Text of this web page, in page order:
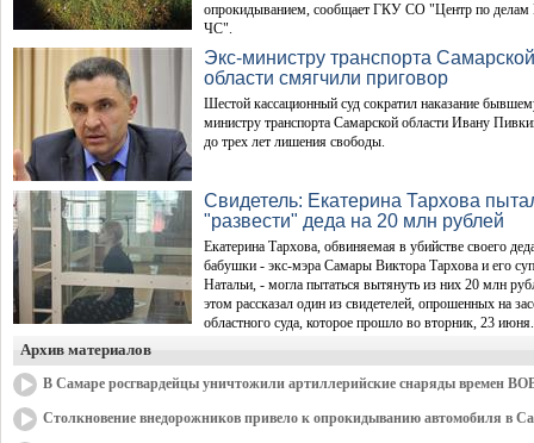
опрокидыванием, сообщает ГКУ СО "Центр по
ЧС".
Экс-министру транспорта Самарской
области смягчили приговор
Шестой кассационный суд сократил наказание
министру транспорта Самарской области Ивану
до трех лет лишения свободы.
Свидетель: Екатерина Тархова
"развести" деда на 20 млн рублей
Екатерина Тархова, обвиняемая в убийстве своего
бабушки - экс-мэра Самары Виктора Тархова и его
Натальи, - могла пытаться вытянуть из них 20 млн
этом рассказал один из свидетелей, опрошенных на
областного суда, которое прошло во вторник, 23 июня.
Архив материалов
В Самаре росгвардейцы уничтожили артиллерийские снаряды времен
Столкновение внедорожников привело к опрокидыванию автомобиля в